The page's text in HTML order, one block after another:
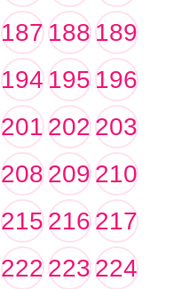
187188189
194195196
201202203
208209210
215216217
222223224